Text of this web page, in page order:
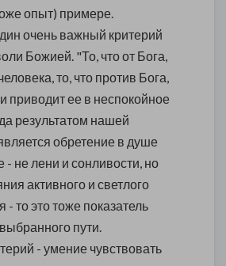
опыт) примере.
очень важный критерий
Божией. "То, что от Бога,
то, что против Бога,
приводит ее в неспокойное
результатом нашей
обретение в душе
- не лени и сонливости, но
активного и светлого
то это тоже показатель
пути.
- умение чувствовать